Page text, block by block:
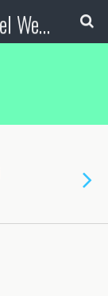
Booking Blog™ - Il blog del Web Marketing Turistico